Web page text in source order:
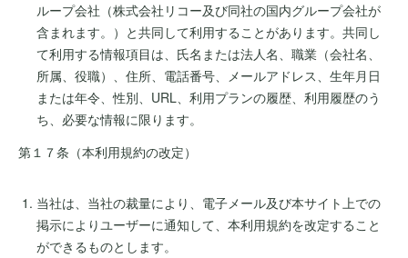
ループ会社（株式会社リコー及び同社の国内グループ会社が
含まれます。）と共同して利用することがあります。共同し
て利用する情報項目は、氏名または法人名、職業（会社名、
所属、役職）、住所、電話番号、メールアドレス、生年月日
または年令、性別、URL、利用プランの履歴、利用履歴のう
ち、必要な情報に限ります。
第１７条（本利用規約の改定）
当社は、当社の裁量により、電子メール及び本サイト上での
掲示によりユーザーに通知して、本利用規約を改定すること
ができるものとします。